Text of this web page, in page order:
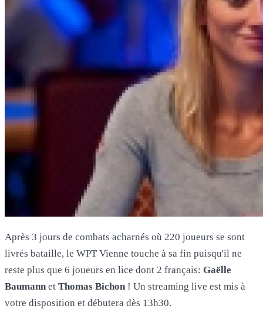
Après 3 jours de combats acharnés où 220 joueurs se sont
livrés bataille, le WPT Vienne touche à sa fin puisqu'il ne
reste plus que 6 joueurs en lice dont 2 français: Gaëlle
Baumann et Thomas Bichon ! Un streaming live est mis à
votre disposition et débutera dès 13h30.